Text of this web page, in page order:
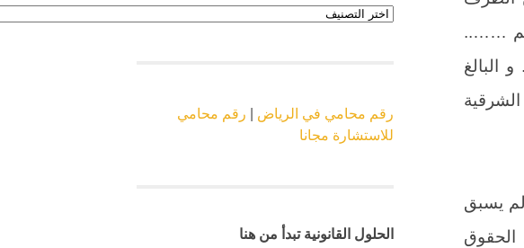
……..
يسبق
الحقوق
اقسام
الموقع
رقم محامي في الرياض
رقم محامي
للاستشارة مجانا
الحلول القانونية تبدأ من هنا